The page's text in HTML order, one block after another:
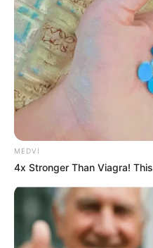
Prezidentin təltif
Aslanbəyli kimdir?
89
15:55 / 06 Avqust 2026
MEDVI
4x Stronger Than Viagra!